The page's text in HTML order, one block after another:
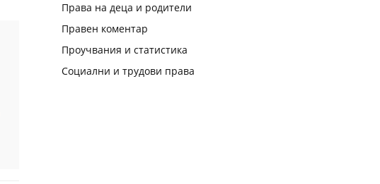
Права на деца и родители
Правен коментар
Проучвания и статистика
Социални и трудови права